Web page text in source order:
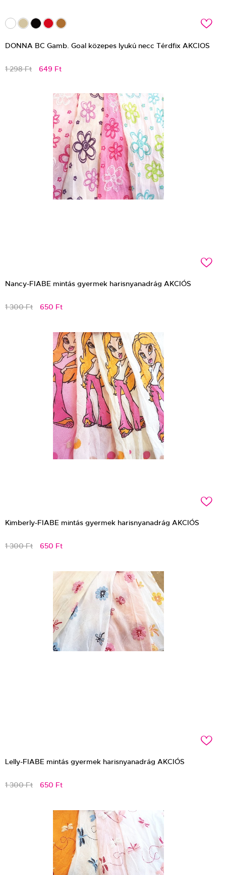
c
DONNA BC Gamb. Goal közepes lyukú necc Térdfix AKCIOS
1 298 Ft 649 Ft
c
Nancy-FIABE mintás gyermek harisnyanadrág AKCIÓS
1 300 Ft 650 Ft
c
Kimberly-FIABE mintás gyermek harisnyanadrág AKCIÓS
1 300 Ft 650 Ft
c
Lelly-FIABE mintás gyermek harisnyanadrág AKCIÓS
1 300 Ft 650 Ft